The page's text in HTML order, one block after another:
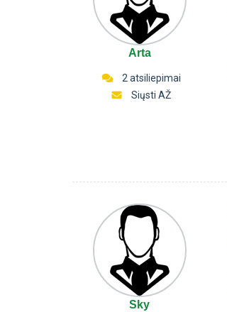
Arta
2 atsiliepimai
Siųsti AŽ
Sky